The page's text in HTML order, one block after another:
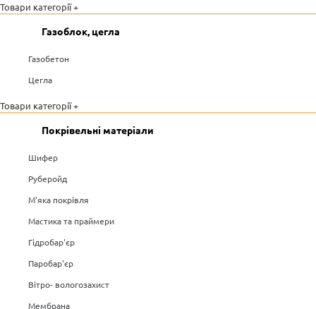
Товари категорії +
Газоблок, цегла
Газобетон
Цегла
Товари категорії +
Покрівельні матеріали
Шифер
Руберойд
М'яка покрівля
Мастика та праймери
Гідробар'єр
Паробар'єр
Вітро- вологозахист
Мембрана